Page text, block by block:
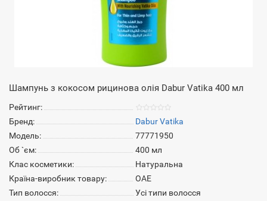
Шампунь з кокосом рицинова олія Dabur Vatika 400 мл
Рейтинг:
Бренд:
Dabur Vatika
Модель:
77771950
Об `єм:
400 мл
Клас косметики:
Натуральна
Країна-виробник товару:
ОАЕ
Тип волосся:
Усі типи волосся